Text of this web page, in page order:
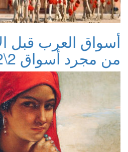
أسواق العرب قبل
من مجرد أسواق 2\2